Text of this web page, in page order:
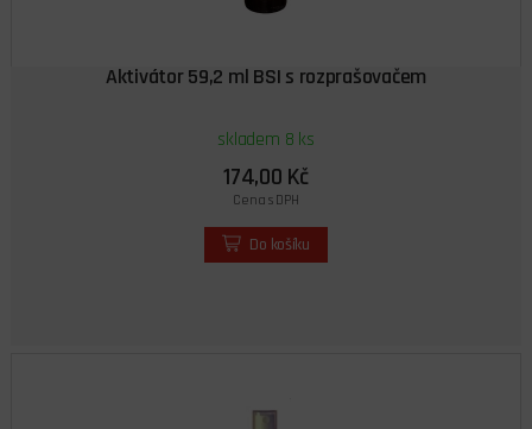
Aktivátor 59,2 ml BSI s rozprašovačem
skladem 8 ks
174,00 Kč
Cena s DPH
Do košíku